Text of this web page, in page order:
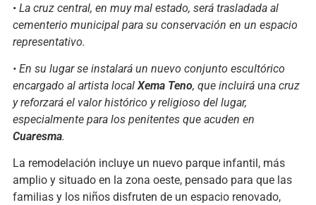
• La cruz central, en muy mal estado, será trasladada al
cementerio municipal para su conservación en un espacio
representativo.
• En su lugar se instalará un nuevo conjunto escultórico
encargado al artista localXema Teno, que incluirá una cruz
y reforzará el valor histórico y religioso del lugar,
especialmente para los penitentes que acuden en
Cuaresma.
La remodelación incluye un nuevo parque infantil, más
amplio y situado en la zona oeste, pensado para que las
familias y los niños disfruten de un espacio renovado,